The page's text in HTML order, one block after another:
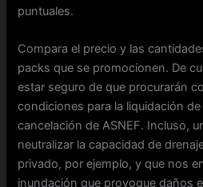
puntuales.
Compara el precio y las
packs que se promocionen. De
estar seguro de que procurarán
condiciones para la liquidación
cancelación de ASNEF. Incluso,
neutralizar la capacidad de
privado, por ejemplo, y que nos
inundación que provoque daños